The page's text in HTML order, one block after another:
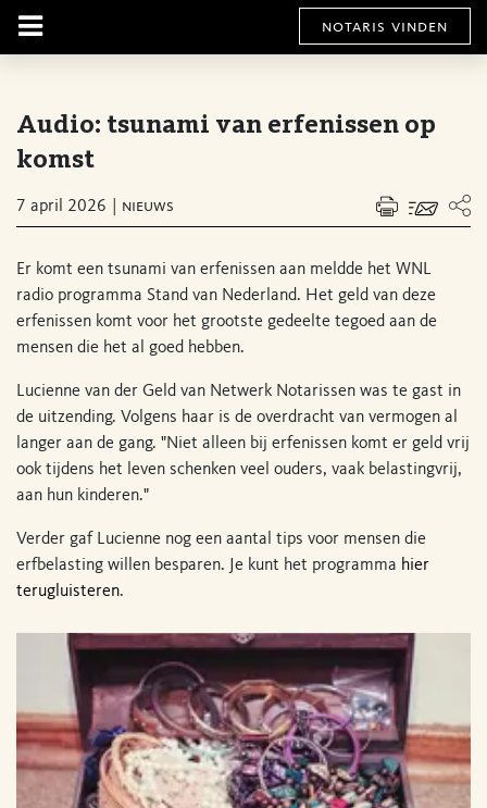
notaris vinden
Audio: tsunami van erfenissen op
komst
7 april 2026 nieuws
Er komt een tsunami van erfenissen aan meldde het WNL
radio programma Stand van Nederland. Het geld van deze
erfenissen komt voor het grootste gedeelte tegoed aan de
mensen die het al goed hebben.
Lucienne van der Geld van Netwerk Notarissen was te gast in
de uitzending. Volgens haar is de overdracht van vermogen al
langer aan de gang. "Niet alleen bij erfenissen komt er geld vrij
ook tijdens het leven schenken veel ouders, vaak belastingvrij,
aan hun kinderen."
Verder gaf Lucienne nog een aantal tips voor mensen die
erfbelasting willen besparen. Je kunt het programma hier
terugluisteren.